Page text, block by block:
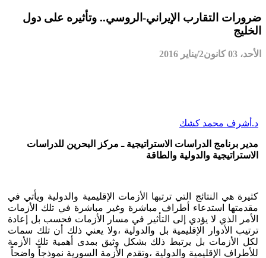
ضرورات التقارب الإيراني-الروسي.. وتأثيره على دول
الخليج
الأحد، 03 كانون2/يناير 2016
د.أشرف محمد كشك
مدير برنامج الدراسات الاستراتيجية ـ مركز البحرين للدراسات
الاستراتيجية والدولية والطاقة
كثيرة هي النتائج التي ترتبها الأزمات الإقليمية والدولية ويأتي في
مقدمتها استدعاء أطراف مباشرة وغير مباشرة في تلك الأزمات
الأمر الذي لا يؤدي إلى التأثير في مسار الأزمات فحسب بل إعادة
ترتيب الأدوار الإقليمية بل والدولية ،ولا يعني ذلك أن تلك سمات
لكل الأزمات بل يرتبط ذلك بشكل وثيق بمدى أهمية تلك الأزمة
للأطراف الإقليمية والدولية ،وتقدم الأزمة السورية نموذجاً واضحاً